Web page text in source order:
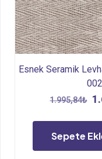
Esnek Seramik
002
1.995,84₺
Sepete